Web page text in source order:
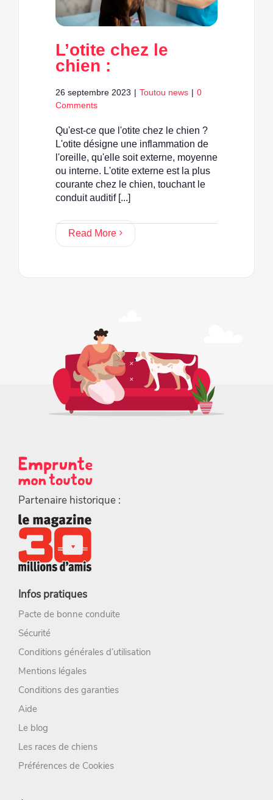
L’otite chez le
chien :
26 septembre 2023 | Toutou news | 0
Comments
Qu'est-ce que l'otite chez le chien ?
L'otite désigne une inflammation de
l'oreille, qu'elle soit externe, moyenne
ou interne. L'otite externe est la plus
courante chez le chien, touchant le
conduit auditif [...]
Read More
Partenaire historique :
Infos pratiques
Pacte de bonne conduite
Sécurité
Conditions générales d’utilisation
Mentions légales
Conditions des garanties
Aide
Le blog
Les races de chiens
Préférences de Cookies